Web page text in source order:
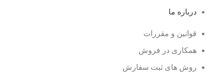
درباره ما
قوانین و مقررات
همکاری در فروش
روش های ثبت سفارش